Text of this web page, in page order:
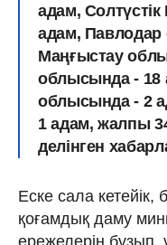
адам,
адам,
Маңғыстау
облысында - 18
облысында - 2
1 адам, жалпы
делінген
Еске сала кетейік,
қоғамдық даму
ережелерін бұзып,